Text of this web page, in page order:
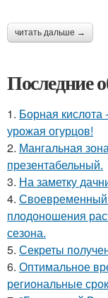
читать дальше →
Последние
1. Борная кислота
урожая огурцов!
2. Мангальная
презентабельный.
3. На заметку
4. Своевременный
плодоношения
сезона.
5. Секреты
6. Оптимальное
региональные